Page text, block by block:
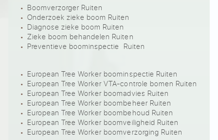
Boomverzorger Ruiten
Onderzoek zieke boom Ruiten
Diagnose zieke boom Ruiten
Zieke boom behandelen Ruiten
Preventieve boominspectie Ruiten
European Tree Worker boominspectie Ruiten
European Tree Worker VTA-controle bomen Ruiten
European Tree Worker boomadvies Ruiten
European Tree Worker boombeheer Ruiten
European Tree Worker boombehoud Ruiten
European Tree Worker boomveiligheid Ruiten
European Tree Worker boomverzorging Ruiten